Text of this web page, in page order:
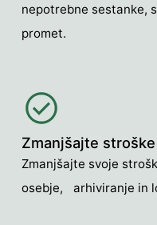
nepotrebne sestanke,
promet.
Zmanjšajte
Zmanjšajte svoje
osebje, arhiviranje in